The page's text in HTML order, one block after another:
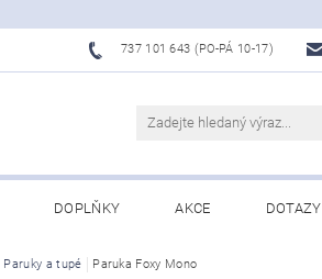
737 101 643 (PO-PÁ 10-17)
DOPLŇKY AKCE DOTAZY
Paruky a tupé Paruka Foxy Mono